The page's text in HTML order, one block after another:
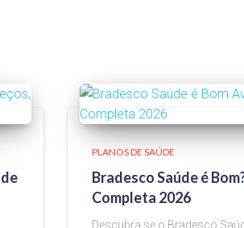
PLANOS DE SAÚDE
Bradesco Saúde é
Completa 2026
Descubra se o Bradesco